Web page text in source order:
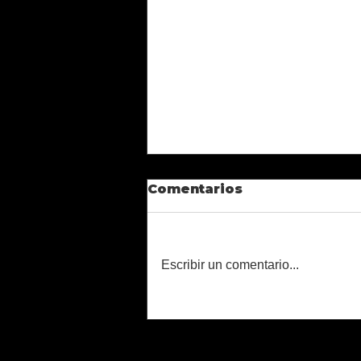
Comentarios
Escribir un comentario...